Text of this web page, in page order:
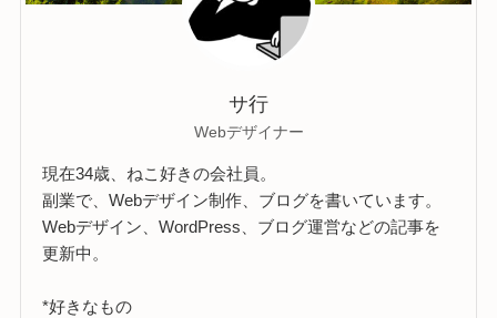
サ行
Webデザイナー
現在34歳、ねこ好きの会社員。
副業で、Webデザイン制作、ブログを書いています。
Webデザイン、WordPress、ブログ運営などの記事を
更新中。
*好きなもの